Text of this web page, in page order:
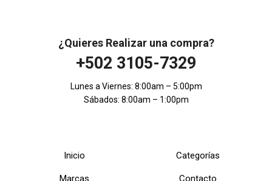
¿Quieres Realizar una compra?
+502 3105-7329
Lunes a Viernes: 8:00am – 5:00pm
Sábados: 8:00am – 1:00pm
Inicio Categorías
Marcas Contacto